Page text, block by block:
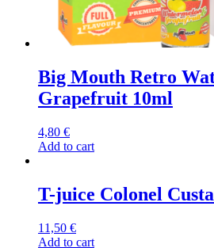
Big Mouth Retro
Grapefruit 10ml
4,80 €
Add to cart
T-juice Colonel
11,50 €
Add to cart